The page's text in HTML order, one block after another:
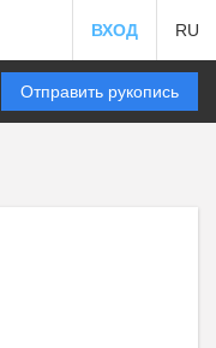
ВХОД RU
Отправить рукопись